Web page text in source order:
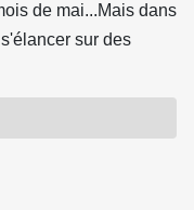
de mai...Mais dans
sur des